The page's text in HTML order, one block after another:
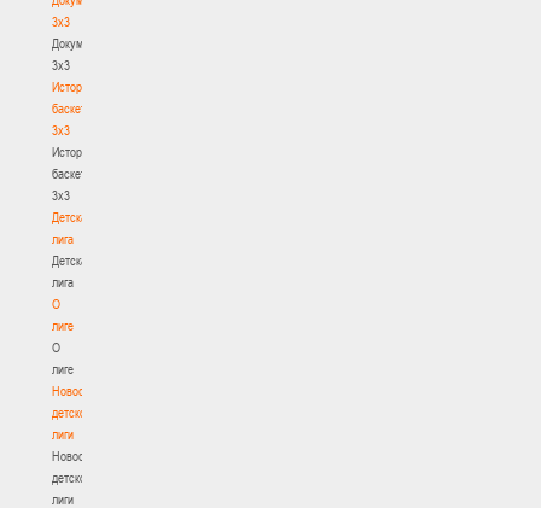
3х3
Документы
3х3
История
баскетбола
3х3
История
баскетбола
3х3
Детская
лига
Детская
лига
О
лиге
О
лиге
Новости
детской
лиги
Новости
детской
лиги